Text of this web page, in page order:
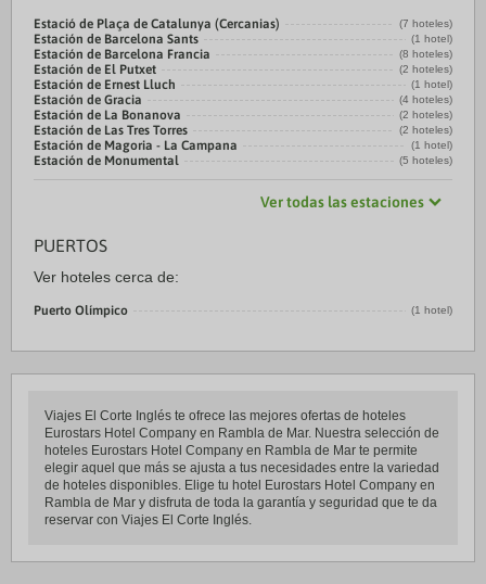
Estació de Plaça de Catalunya (Cercanias) (7 hoteles)
Estación de Barcelona Sants (1 hotel)
Estación de Barcelona Francia (8 hoteles)
Estación de El Putxet (2 hoteles)
Estación de Ernest Lluch (1 hotel)
Estación de Gracia (4 hoteles)
Estación de La Bonanova (2 hoteles)
Estación de Las Tres Torres (2 hoteles)
Estación de Magoria - La Campana (1 hotel)
Estación de Monumental (5 hoteles)
Ver todas las estaciones
PUERTOS
Ver hoteles cerca de:
Puerto Olímpico (1 hotel)
Viajes El Corte Inglés te ofrece las mejores ofertas de hoteles
Eurostars Hotel Company en Rambla de Mar. Nuestra selección de
hoteles Eurostars Hotel Company en Rambla de Mar te permite
elegir aquel que más se ajusta a tus necesidades entre la variedad
de hoteles disponibles. Elige tu hotel Eurostars Hotel Company en
Rambla de Mar y disfruta de toda la garantía y seguridad que te da
reservar con Viajes El Corte Inglés.